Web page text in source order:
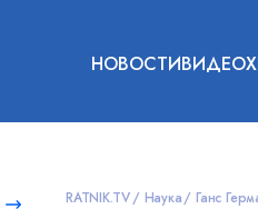
НОВОСТИ
RATNIK.TV Наука Ганс